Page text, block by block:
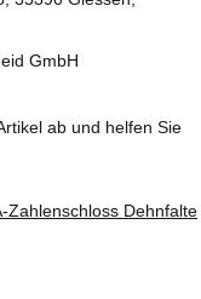
GmbH
ab und helfen Sie